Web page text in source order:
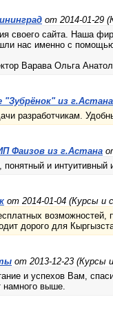
от 2014-01-29
своего сайта. Наша
нас именно с
Варава Ольга
из г.Астана
разработчикам.
Фаизов из г.Астана
и интуитивный
от 2014-01-04 (Курсы и
возможностей,
дорого для
от 2013-12-23 (Курсы
и успехов Вам,
намного выше.